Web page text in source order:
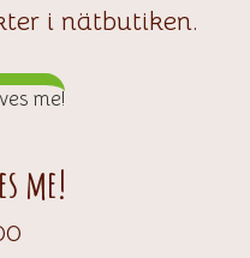
i nätbutiken.
me!